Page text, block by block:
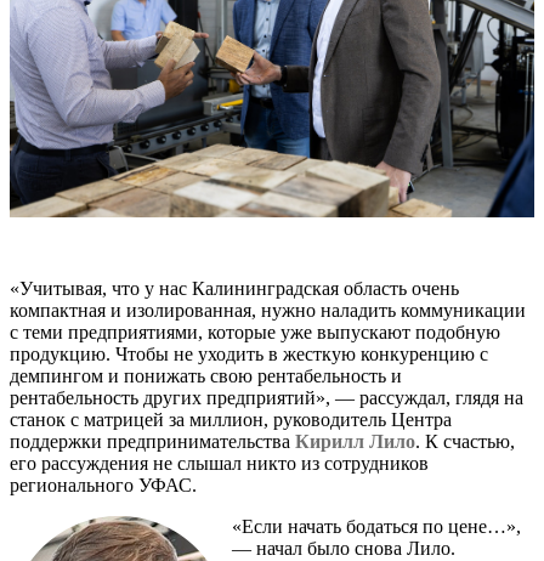
«Учитывая, что у нас Калининградская область очень
компактная и изолированная, нужно наладить коммуникации
с теми предприятиями, которые уже выпускают подобную
продукцию. Чтобы не уходить в жесткую конкуренцию с
демпингом и понижать свою рентабельность и
рентабельность других предприятий», — рассуждал, глядя на
станок с матрицей за миллион, руководитель Центра
поддержки предпринимательства Кирилл Лило. К счастью,
его рассуждения не слышал никто из сотрудников
регионального УФАС.
«Если начать бодаться по цене…»,
— начал было снова Лило.